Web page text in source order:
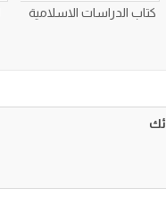
كتاب الدراسات الاسلامية